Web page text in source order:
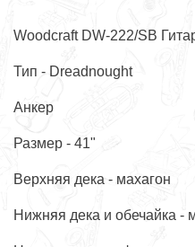
Woodcraft DW-222/SB
Тип - Dreadnought
Анкер
Размер - 41"
Верхняя дека - махагон
Нижняя дека и обечайка -